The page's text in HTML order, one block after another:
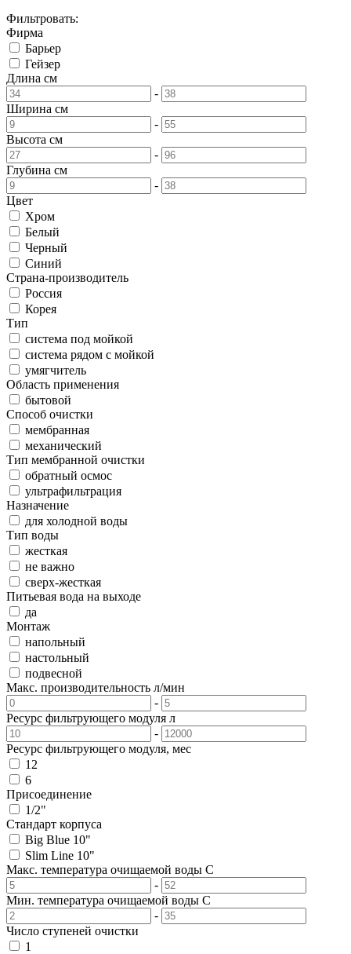
Фильтровать:
Фирма
Барьер
Гейзер
Длина см
-
Ширина см
-
Высота см
-
Глубина см
-
Цвет
Хром
Белый
Черный
Синий
Страна-производитель
Россия
Корея
Тип
система под мойкой
система рядом с мойкой
умягчитель
Область применения
бытовой
Способ очистки
мембранная
механический
Тип мембранной очистки
обратный осмос
ультрафильтрация
Назначение
для холодной воды
Тип воды
жесткая
не важно
сверх-жесткая
Питьевая вода на выходе
да
Монтаж
напольный
настольный
подвесной
Макс. производительность л/мин
-
Ресурс фильтрующего модуля л
-
Ресурс фильтрующего модуля, мес
12
6
Присоединение
1/2"
Стандарт корпуса
Big Blue 10"
Slim Line 10"
Макс. температура очищаемой воды C
-
Мин. температура очищаемой воды C
-
Число ступеней очистки
1